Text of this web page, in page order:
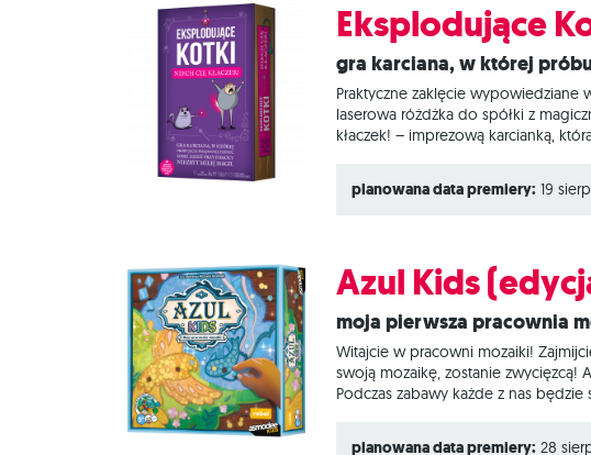
Eksplodujące
Gra karciana, w której
Praktyczne zaklęcie
laserowa różdżka do spółki z
kłaczek! – imprezową karcianką,
instrukcjami kiedy (i
planowana data premiery: 19
Azul Kids
Moja pierwsza pracownia
Witajcie w pracowni mozaiki!
swoją mozaikę, zostanie zwycięzcą!
Podczas zabawy każde z nas
planowana data premiery: 28